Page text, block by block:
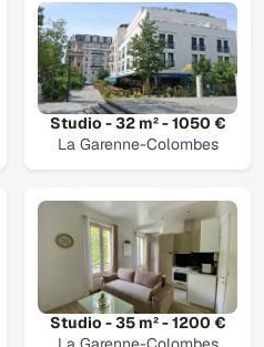
Studio - 32 m² - 1050 €
La Garenne-Colombes
Studio - 35 m² - 1200 €